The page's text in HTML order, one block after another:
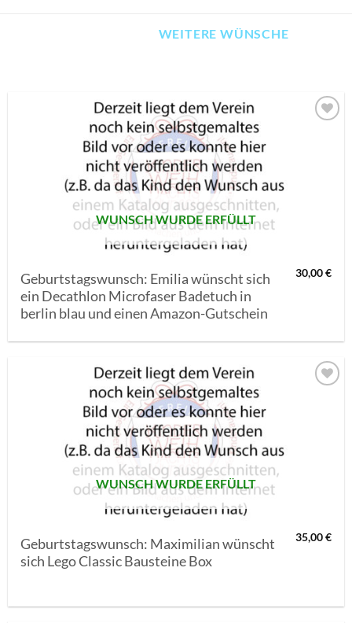
WEITERE WÜNSCHE
WUNSCH WURDE ERFÜLLT
Geburtstagswunsch: Emilia wünscht sich
ein Decathlon Microfaser Badetuch in
berlin blau und einen Amazon-Gutschein
30,00€
WUNSCH WURDE ERFÜLLT
Geburtstagswunsch: Maximilian wünscht
sich Lego Classic Bausteine Box
35,00€